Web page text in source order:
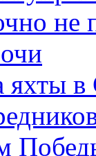
не
яхты в